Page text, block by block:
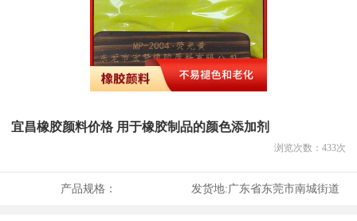
宜昌橡胶颜料价格 用于橡胶制品的颜色添加剂
浏览次数： 433次
产品规格： 发货地:广东省东莞市南城街道